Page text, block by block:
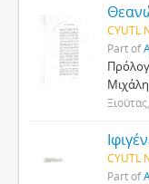
CYUTL
Part of
CYUTL
Part of